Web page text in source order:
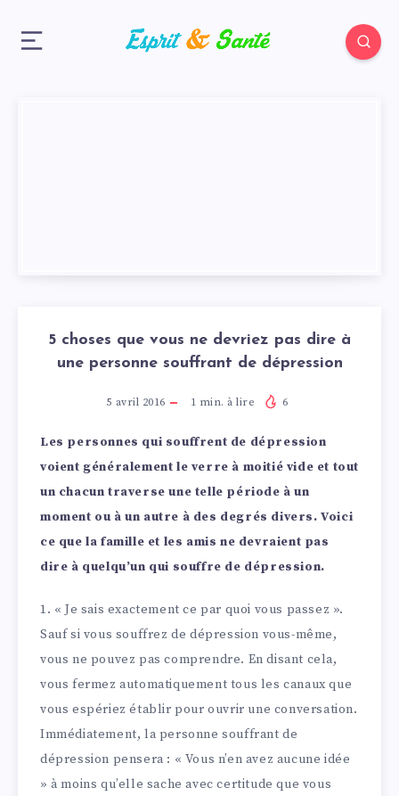
5 choses que vous ne devriez pas dire à
une personne souffrant de dépression
5 avril 2016 1 min. à lire 6
Les personnes qui souffrent de dépression
voient généralement le verre à moitié vide et tout
un chacun traverse une telle période à un
moment ou à un autre à des degrés divers. Voici
ce que la famille et les amis ne devraient pas
dire à quelqu’un qui souffre de dépression.
1. « Je sais exactement ce par quoi vous passez ».
Sauf si vous souffrez de dépression vous-même,
vous ne pouvez pas comprendre. En disant cela,
vous fermez automatiquement tous les canaux que
vous espériez établir pour ouvrir une conversation.
Immédiatement, la personne souffrant de
dépression pensera : « Vous n’en avez aucune idée
» à moins qu’elle sache avec certitude que vous